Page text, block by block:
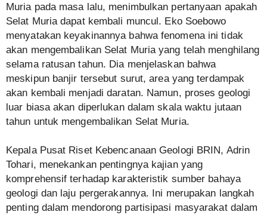
Muria pada masa lalu, menimbulkan pertanyaan apakah
Selat Muria dapat kembali muncul. Eko Soebowo
menyatakan keyakinannya bahwa fenomena ini tidak
akan mengembalikan Selat Muria yang telah menghilang
selama ratusan tahun. Dia menjelaskan bahwa
meskipun banjir tersebut surut, area yang terdampak
akan kembali menjadi daratan. Namun, proses geologi
luar biasa akan diperlukan dalam skala waktu jutaan
tahun untuk mengembalikan Selat Muria.
Kepala Pusat Riset Kebencanaan Geologi BRIN, Adrin
Tohari, menekankan pentingnya kajian yang
komprehensif terhadap karakteristik sumber bahaya
geologi dan laju pergerakannya. Ini merupakan langkah
penting dalam mendorong partisipasi masyarakat dalam